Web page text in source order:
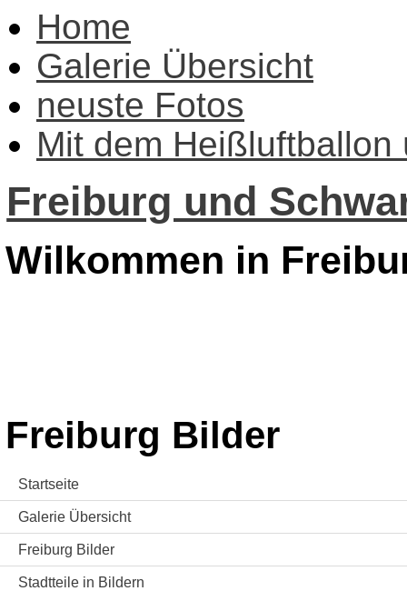
Home
Galerie Übersicht
neuste Fotos
Mit dem Heißluftballon
Freiburg und
Wilkommen in
Freiburg Bilder
Startseite
Galerie Übersicht
Freiburg Bilder
Stadtteile in Bildern